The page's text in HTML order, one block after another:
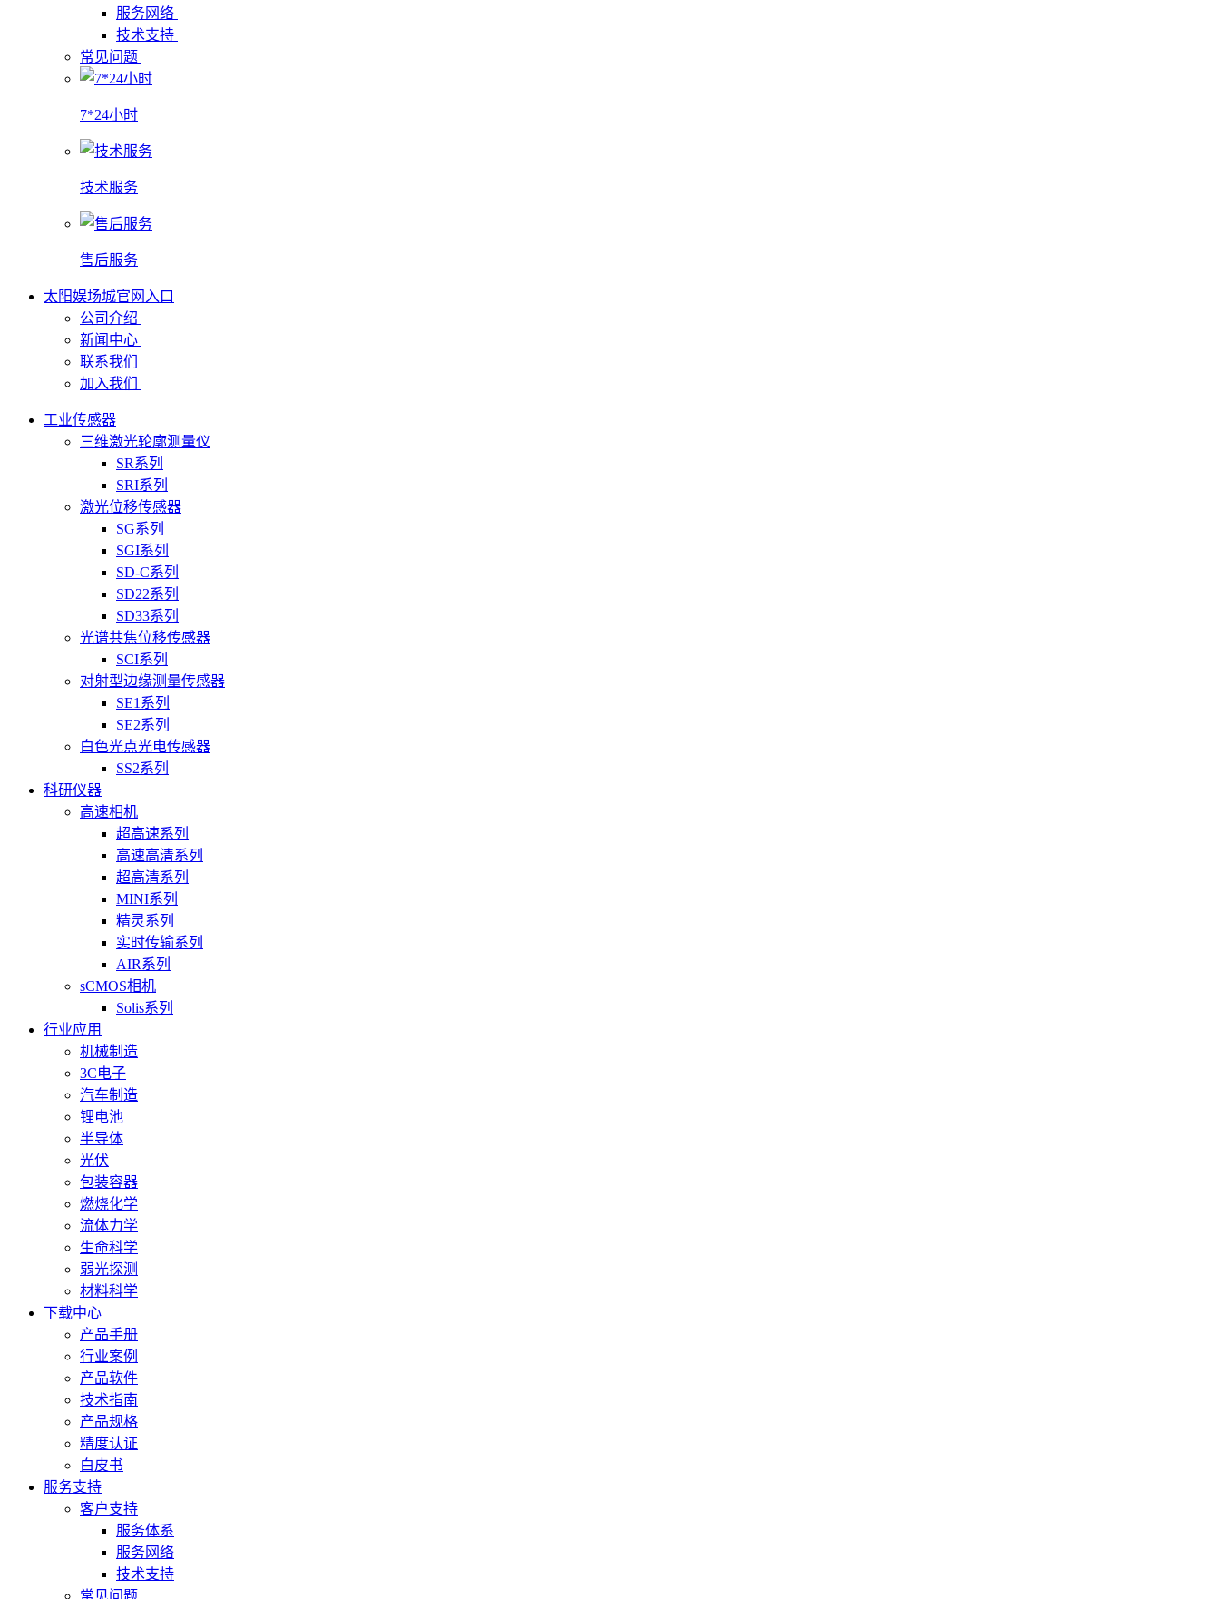
服务网络
技术支持
常见问题
7*24小时
技术服务
售后服务
太阳娱场城官网入口
公司介绍
新闻中心
联系我们
加入我们
工业传感器
三维激光轮廓测量仪
SR系列
SRI系列
激光位移传感器
SG系列
SGI系列
SD-C系列
SD22系列
SD33系列
光谱共焦位移传感器
SCI系列
对射型边缘测量传感器
SE1系列
SE2系列
白色光点光电传感器
SS2系列
科研仪器
高速相机
超高速系列
高速高清系列
超高清系列
MINI系列
精灵系列
实时传输系列
AIR系列
sCMOS相机
Solis系列
行业应用
机械制造
3C电子
汽车制造
锂电池
半导体
光伏
包装容器
燃烧化学
流体力学
生命科学
弱光探测
材料科学
下载中心
产品手册
行业案例
产品软件
技术指南
产品规格
精度认证
白皮书
服务支持
客户支持
服务体系
服务网络
技术支持
常见问题